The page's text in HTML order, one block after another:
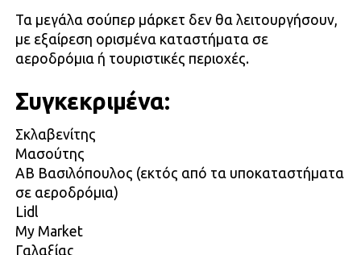
Τα μεγάλα σούπερ μάρκετ δεν θα λειτουργήσουν,
με εξαίρεση ορισμένα καταστήματα σε
αεροδρόμια ή τουριστικές περιοχές.
Συγκεκριμένα:
Σκλαβενίτης
Μασούτης
ΑΒ Βασιλόπουλος (εκτός από τα υποκαταστήματα
σε αεροδρόμια)
Lidl
My Market
Γαλαξίας